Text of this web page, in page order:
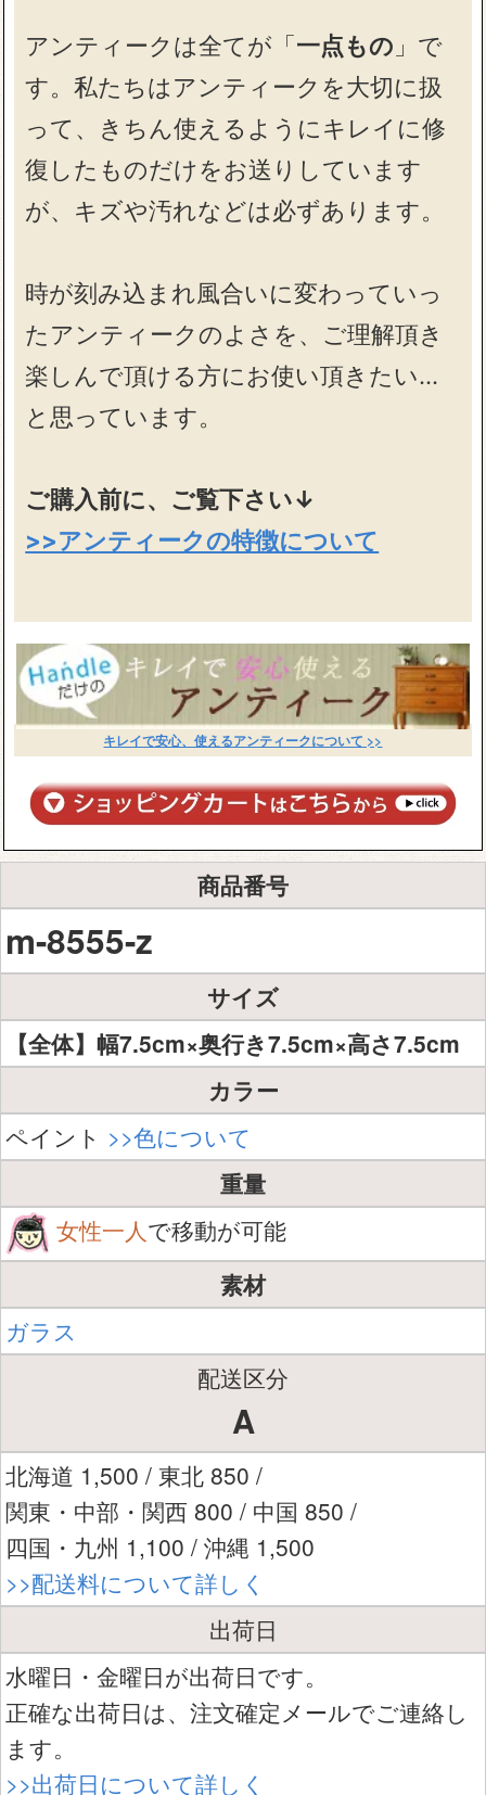
アンティークは全てが「一点もの 」で
す。私たちはアンティークを大切に扱
って、きちん使えるようにキレイに修
復したものだけをお送りしています
が、キズや汚れなどは必ずあります。
時が刻み込まれ風合いに変わっていっ
たアンティークのよさを、ご理解頂き
楽しんで頂ける方にお使い頂きたい…
と思っています。
ご購入前に、ご覧下さい↓
>>アンティークの特徴について
キレイで安心、使えるアンティークについて >>
商品番号
m-8555-z
サイズ
【全体】幅7.5cm×奥行き7.5cm×高さ7.5cm
カラー
ペイント >>色について
重量
女性一人で移動が可能
素材
ガラス
配送区分
A
北海道 1,500 / 東北 850 /
関東・中部・関西 800 / 中国 850 /
四国・九州 1,100 / 沖縄 1,500
>>配送料について詳しく
出荷日
水曜日・金曜日が出荷日です。
正確な出荷日は、注文確定メールでご連絡し
ます。
>>出荷日について詳しく